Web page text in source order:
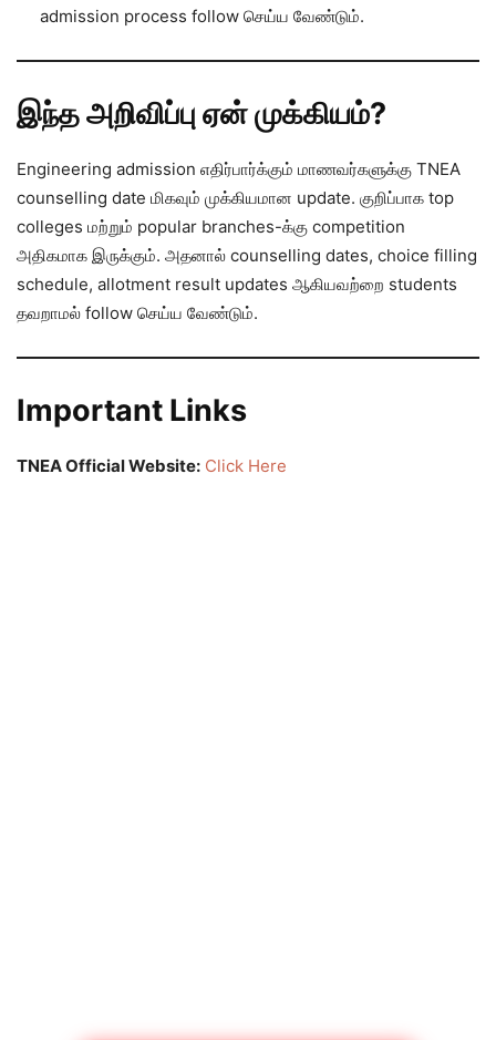
admission process follow செய்ய வேண்டும்.
இந்த அறிவிப்பு ஏன் முக்கியம்?
Engineering admission எதிர்பார்க்கும் மாணவர்களுக்கு TNEA
counselling date மிகவும் முக்கியமான update. குறிப்பாக top
colleges மற்றும் popular branches-க்கு competition
அதிகமாக இருக்கும். அதனால் counselling dates, choice filling
schedule, allotment result updates ஆகியவற்றை students
தவறாமல் follow செய்ய வேண்டும்.
Important Links
TNEA Official Website: Click Here